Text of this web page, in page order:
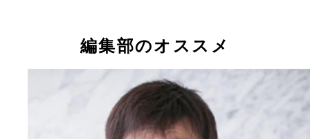
編集部のオススメ